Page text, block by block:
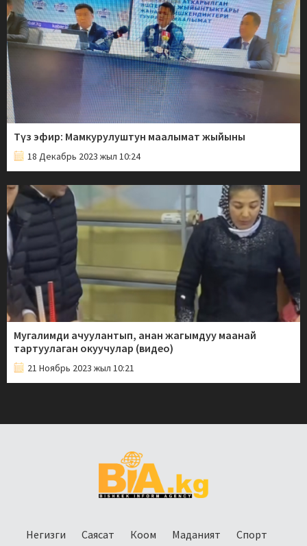
Түз эфир: Мамкурулуштун маалымат жыйыны
18 Декабрь 2023 жыл 10:24
Мугалимди ачуулантып, анан жагымдуу маанай
тартуулаган окуучулар (видео)
21 Ноябрь 2023 жыл 10:21
Негизги Саясат Коом Маданият Спорт